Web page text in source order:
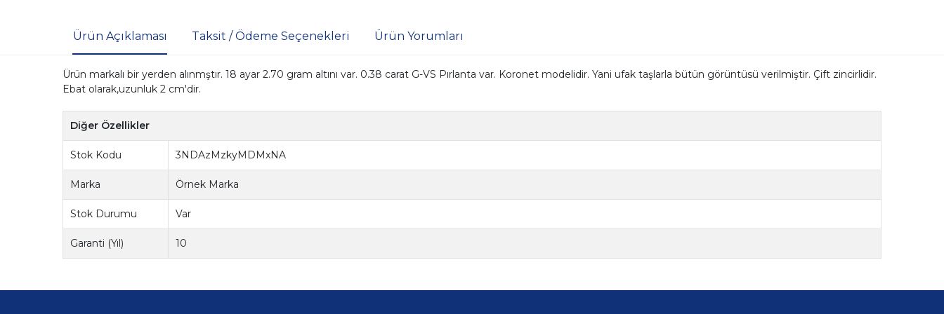
Ürün Açıklaması Taksit / Ödeme Seçenekleri Ürün Yorumları
Ürün markalı bir yerden alınmştır. 18 ayar 2.70 gram altını var. 0.38 carat G-VS Pırlanta var. Koronet modelidir. Yani ufak taşlarla bütün görüntüsü verilmiştir. Çift zincirlidir.
Ebat olarak,uzunluk 2 cm'dir.
Diğer Özellikler
Stok Kodu 3NDAzMzkyMDMxNA
Marka Örnek Marka
Stok Durumu Var
Garanti (Yıl) 10